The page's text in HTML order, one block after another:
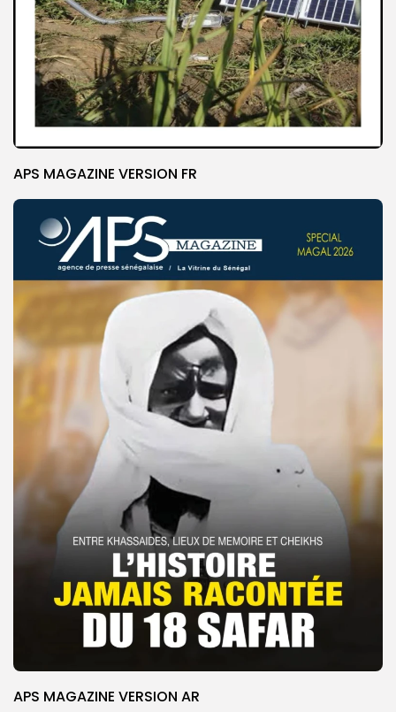
APS MAGAZINE VERSION FR
APS MAGAZINE VERSION AR